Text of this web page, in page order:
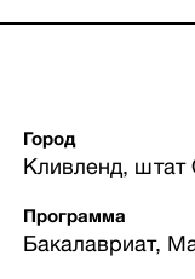
Город
Кливленд, штат
Программа
Бакалавриат,